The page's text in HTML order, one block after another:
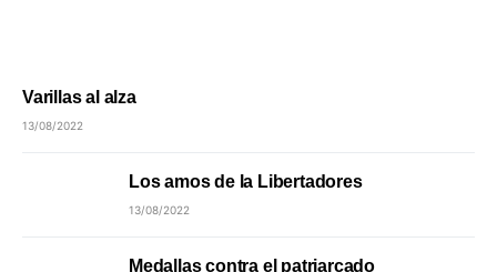
Varillas al alza
13/08/2022
Los amos de la Libertadores
13/08/2022
Medallas contra el patriarcado